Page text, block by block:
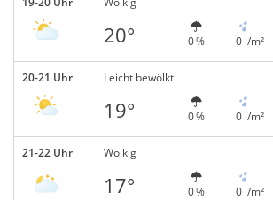
20° 0 % 0 l/m²
20-21 Uhr Leicht bewölkt
19° 0 % 0 l/m²
21-22 Uhr Wolkig
17° 0 % 0 l/m²